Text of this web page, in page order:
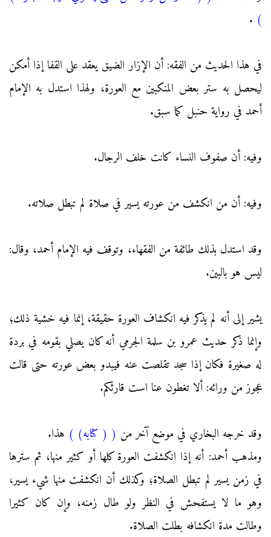
)
.
في هذا الحديث من الفقه: أن الإزار الضيق يعقد على القفا إذا أمكن
ليحصل به ستر بعض المنكبين مع العورة، ولهذا استدل به الإمام
أحمد في رواية حنبل كما سبق.
وفيه: أن صفوف النساء كانت خلف الرجال.
وفيه: أن من انكشف من عورته يسير في صلاة لم تبطل صلاته.
وقد استدل بذلك طائفة من الفقهاء، وتوقف فيه الإمام أحمد، وقال:
ليس هو بالبين.
يشير إلى أنه لم يذكر فيه انكشاف العورة حقيقة، إنما فيه خشية ذلك؛
وإنما ذكر حديث عمرو بن سلمة الجرمي أنه كان يصلي بقومه في بردة
له صغيرة فكان إذا سجد تقلصت عنه فيبدو بعض عورته حتى قالت
عجوز من ورائه: ألا تغطون عنا است قارئكم.
وقد خرجه البخاري في موضع آخر من ( ( كتابه) ) هذا.
ومذهب أحمد: أنه إذا انكشفت العورة كلها أو كثير منها، ثم سترها
في زمن يسير لم تبطل الصلاة؛ وكذلك أن انكشفت منها شيء يسير،
وهو ما لا يستفحش في النظر ولو طال زمنه، وإن كان كثيرا
وطالت مدة انكشافه بطلت الصلاة.